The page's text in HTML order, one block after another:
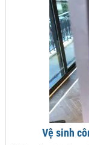
Vệ sinh